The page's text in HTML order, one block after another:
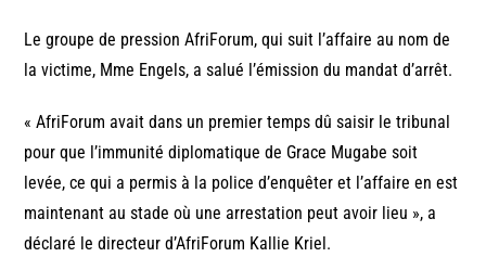
Le groupe de pression AfriForum, qui suit l’affaire au nom de
la victime, Mme Engels, a salué l’émission du mandat d’arrêt.
« AfriForum avait dans un premier temps dû saisir le tribunal
pour que l’immunité diplomatique de Grace Mugabe soit
levée, ce qui a permis à la police d’enquêter et l’affaire en est
maintenant au stade où une arrestation peut avoir lieu », a
déclaré le directeur d’AfriForum Kallie Kriel.